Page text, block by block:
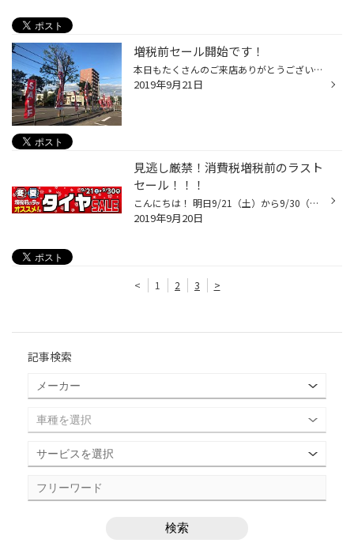
増税前セール開始です！
本日もたくさんのご来店ありがとうございました(⑅´□｀n ) タイトルにもある通り、本日より・・・ 『増税前の今がオススメ！タイヤSALE』 が始まりました！9月30日までの開催となりますので お早めにご来店下さい！ それでは本日の作業を紹介します(ﾟ∀ﾟ○) まずはスズキ SX4！ こちらは夏タイヤの交換...
2019年9月21日
見逃し厳禁！消費税増税前のラスト
セール！！！
こんにちは！ 明日9/21（土）から9/30（月）までの10日間、 消費税増税前のセールを開催いたします。 今年はスタッドレスタイヤの買い替えが必要、夏タイヤは今期で終わり。。。 なんてお客様は増税前のご予約がお買い得！！ 新車購入やﾎｲｰﾙも必要。。なぁんてお客様もご安心下さい。 タイヤもﾎｲｰﾙ...
2019年9月20日
< 1 2 3 >
記事検索